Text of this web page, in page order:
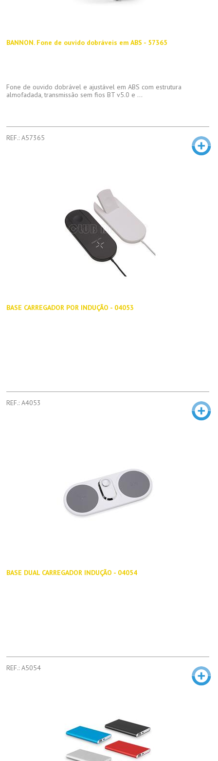
BANNON. Fone de ouvido dobráveis em ABS - 57365
Fone de ouvido dobrável e ajustável em ABS com estrutura
almofadada, transmissão sem fios BT v5.0 e ...
REF.: A57365
BASE CARREGADOR POR INDUÇÃO - 04053
REF.: A4053
BASE DUAL CARREGADOR INDUÇÃO - 04054
REF.: A5054